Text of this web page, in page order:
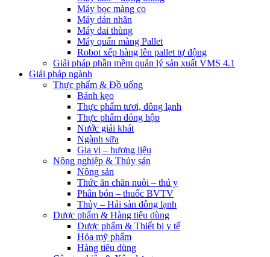
Máy bọc màng co
Máy dán nhãn
Máy đai thùng
Máy quấn màng Pallet
Robot xếp hàng lên pallet tự động
Giải pháp phần mềm quản lý sản xuất VMS 4.1
Giải pháp ngành
Thực phẩm & Đồ uống
Bánh kẹo
Thực phẩm tươi, đông lạnh
Thực phẩm đóng hộp
Nước giải khát
Ngành sữa
Gia vị – hương liệu
Nông nghiệp & Thủy sản
Nông sản
Thức ăn chăn nuôi – thú y
Phân bón – thuốc BVTV
Thủy – Hải sản đông lạnh
Dược phẩm & Hàng tiêu dùng
Dược phẩm & Thiết bị y tế
Hóa mỹ phẩm
Hàng tiêu dùng